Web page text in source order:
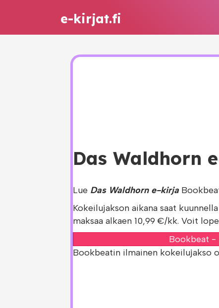
e-kirjat.fi
Das Waldhorn
Lue Das Waldhorn e-kirja
Kokeilujakson aikana saat
maksaa alkaen 10,99 €/kk. Voit
Bookbeat -
Bookbeatin ilmainen kokeilujakso